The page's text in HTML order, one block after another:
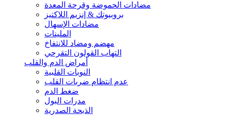
مضادات الحموضة وقرحة المعدة
بروبيوتك & إنزيم اللاكتيز
مضادات الإسهال
الملينات
مهضم ومضاد للانتفاخ
التهاب القولون التقرحي
أمراض الدم والقلب
النوبات القلبية
عدم انتظام ضربات القلب
ضغط الدم
مدرات البول
الذبحة الصدرية